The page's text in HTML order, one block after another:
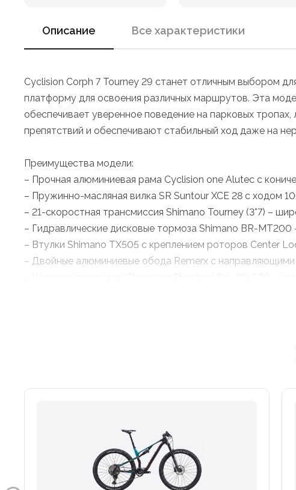
Описание Все характеристики
Cyclision Corph 7 Tourney 29 станет отличным выбором
платформу для освоения различных маршрутов. Эта
обеспечивает уверенное поведение на парковых
препятствий и обеспечивают стабильный ход даже на
Преимущества модели:
– Прочная алюминиевая рама Cyclision one Alutec с
– Пружинно-масляная вилка SR Suntour XCE 28 с ходом
– 21-скоростная трансмиссия Shimano Tourney (3*7) –
– Гидравлические дисковые тормоза Shimano BR-
– Втулки Shimano TX505 с креплением роторов Center
– Двойные алюминиевые обода Remerx с